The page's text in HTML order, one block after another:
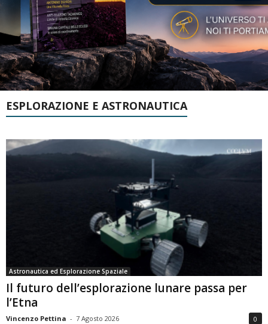
ESPLORAZIONE E ASTRONAUTICA
Astronautica ed Esplorazione Spaziale
Il futuro dell’esplorazione lunare passa per
l’Etna
Vincenzo Pettina - 7 Agosto 2026 0